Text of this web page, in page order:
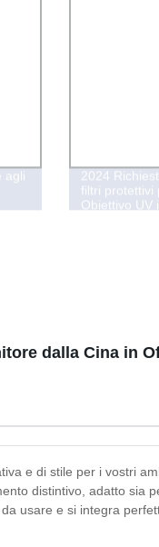
agli
2024
filtri
Obiettivo UV
dalla Cina in
e di stile per i vostri
distintivo, adatto sia
usare e si integra